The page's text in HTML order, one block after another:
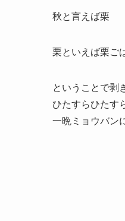
秋と言えば栗
栗といえば栗ご
ということで剥
ひたすらひたす
一晩ミョウバ